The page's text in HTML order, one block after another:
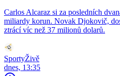
Carlos Alcaraz si za posledních
miliardy korun. Novak Djokovič,
ztrácí víc než 37 milionů dolarů.
SportyŽivě
dnes, 13:35